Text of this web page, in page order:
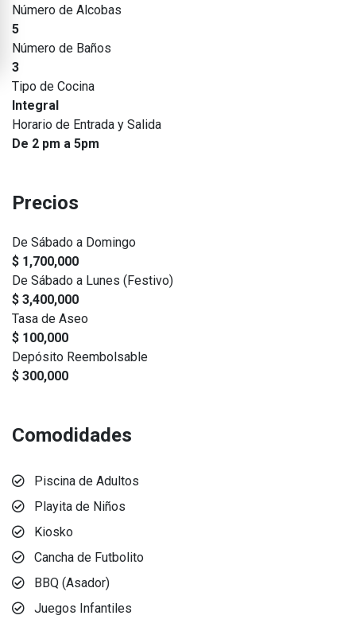
Número de Alcobas
5
Número de Baños
3
Tipo de Cocina
Integral
Horario de Entrada y Salida
De 2 pm a 5pm
Precios
De Sábado a Domingo
$ 1,700,000
De Sábado a Lunes (Festivo)
$ 3,400,000
Tasa de Aseo
$ 100,000
Depósito Reembolsable
$ 300,000
Comodidades
Piscina de Adultos
Playita de Niños
Kiosko
Cancha de Futbolito
BBQ (Asador)
Juegos Infantiles